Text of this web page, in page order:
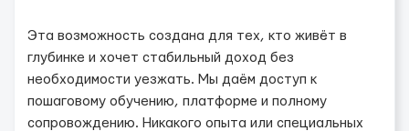
Эта возможность создана для тех, кто живёт в
глубинке и хочет стабильный доход без
необходимости уезжать. Мы даём доступ к
пошаговому обучению, платформе и полному
сопровождению. Никакого опыта или специальных